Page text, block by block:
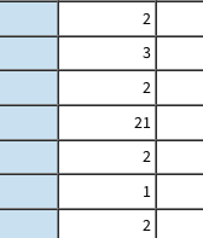
2
3
2
21
2
1
2